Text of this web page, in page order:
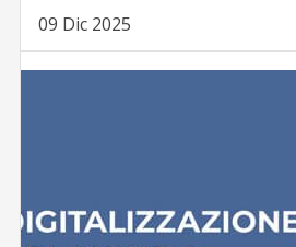
09 Dic 2025